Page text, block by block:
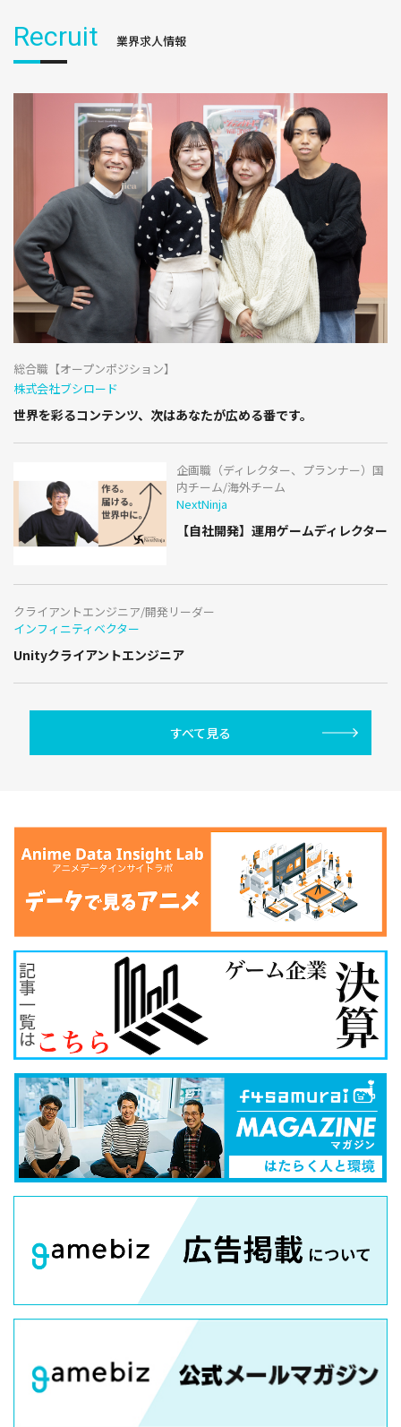
Recruit 業界求人情報
総合職【オープンポジション】
株式会社ブシロード
世界を彩るコンテンツ、次はあなたが広める番です。
企画職（ディレクター、プランナー）国
内チーム/海外チーム
NextNinja
【自社開発】運用ゲームディレクター
クライアントエンジニア/開発リーダー
インフィニティベクター
Unityクライアントエンジニア
すべて見る